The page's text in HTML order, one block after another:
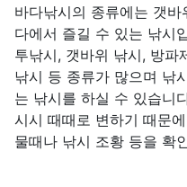
바다낚시의 종류에는 갯
다에서 즐길 수 있는 낚시
투낚시, 갯바위 낚시, 방파
낚시 등 종류가 많으며 낚
는 낚시를 하실 수 있습니
시시 때때로 변하기 때문
물때나 낚시 조황 등을 확